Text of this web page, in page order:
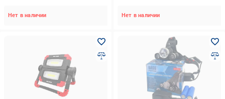
Нет в наличии Нет в наличии